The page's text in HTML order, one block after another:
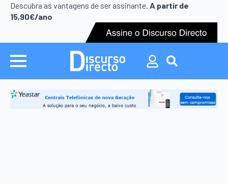
Descubra as vantagens de ser assinante. A partir de
15,90€/ano
Search
for:
Search